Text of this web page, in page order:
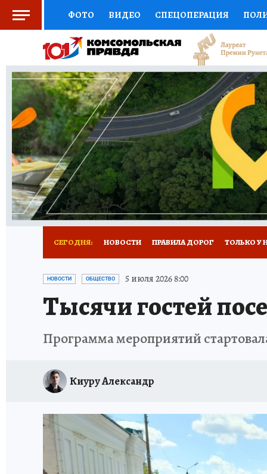
ФОТО ВИДЕО СПЕЦОПЕРАЦИЯ
СОЦПОДДЕРЖКА НАУКА СПОРТ
ВЫБОР ЭКСПЕРТОВ ДОКТОР
КНИЖНАЯ ПОЛКА ПРОГНОЗЫ НА СПОРТ
ПРЕСС-ЦЕНТР НЕДВИЖИМОСТЬ
РАДИО КП РЕКЛАМА ТЕСТЫ НОВОЕ
СЕГОДНЯ: НОВОСТИ ПРАВИЛА ДОРОГ ТОЛЬКО У
НОВОГОДНИЙ ШОПИНГ В КОСТРОМЕ
СЕМЬЯ В ПОГОНАХ ИСПЫТАНО НА СЕБЕ
НОВОСТИ ОБЩЕСТВО 5 июля 2026 8:00
Тысячи гостей
Программа мероприятий
Киуру Александр